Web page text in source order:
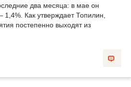
два месяца: в мае он
Как утверждает Топилин,
постепенно выходят из